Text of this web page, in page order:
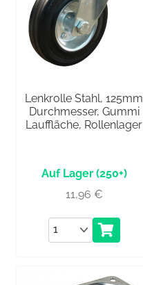
Lenkrolle Stahl, 125mm
Durchmesser, Gummi
Lauffläche, Rollenlager
(250+)
11,96 €
Anzahl